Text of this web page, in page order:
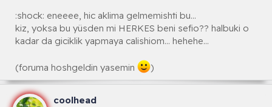
:shock: eneeee, hic aklima gelmemishti bu...
kiz, yoksa bu yüsden mi HERKES beni sefio?? halbuki o
kadar da giciklik yapmaya calishiom... hehehe...
(foruma hoshgeldin yasemin )
coolhead